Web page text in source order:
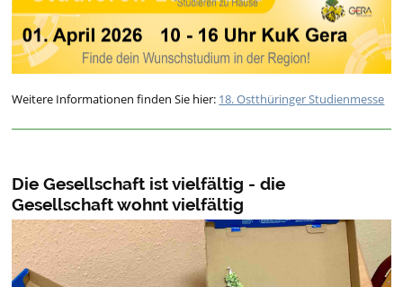
Weitere Informationen finden Sie hier: 18. Ostthüringer Studienmesse
Die Gesellschaft ist vielfältig - die
Gesellschaft wohnt vielfältig